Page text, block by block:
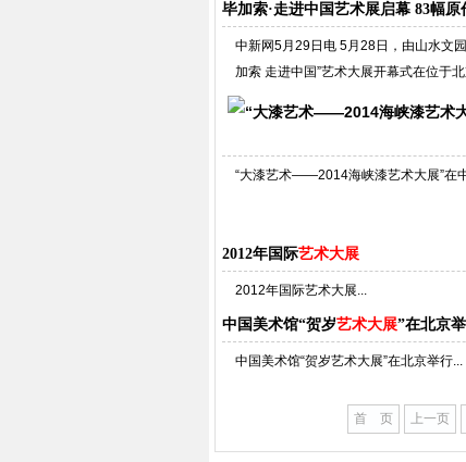
毕加索·走进中国艺术展启幕 83幅原
中新网5月29日电 5月28日，由山水文
加索 走进中国”艺术大展开幕式在位于
“大漆艺术——2014海峡漆艺术大展”在
2012年国际艺术大展
2012年国际艺术大展...
中国美术馆“贺岁艺术大展”在北京
中国美术馆“贺岁艺术大展”在北京举行...
首 页 上一页